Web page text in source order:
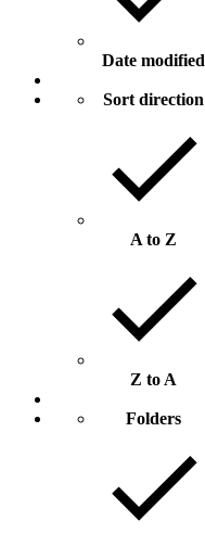
Date modified
Sort direction
A to Z
Z to A
Folders